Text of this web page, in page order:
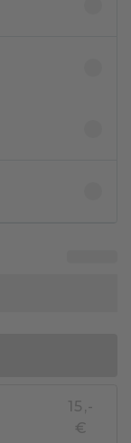
15,-
€